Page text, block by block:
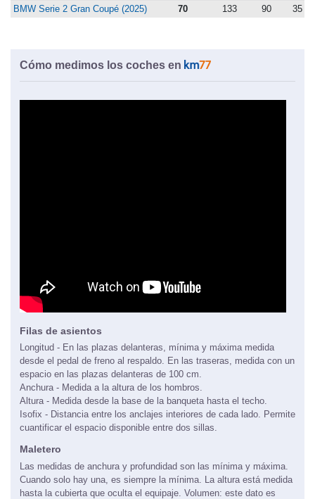
BMW Serie 2 Gran Coupé (2025) 70 133 90 35
Cómo medimos los coches en
Filas de asientos
Longitud - En las plazas delanteras, mínima y máxima medida
desde el pedal de freno al respaldo. En las traseras, medida con un
espacio en las plazas delanteras de 100 cm.
Anchura - Medida a la altura de los hombros.
Altura - Medida desde la base de la banqueta hasta el techo.
Isofix - Distancia entre los anclajes interiores de cada lado. Permite
cuantificar el espacio disponible entre dos sillas.
Maletero
Las medidas de anchura y profundidad son las mínima y máxima.
Cuando solo hay una, es siempre la mínima. La altura está medida
hasta la cubierta que oculta el equipaje. Volumen: este dato es